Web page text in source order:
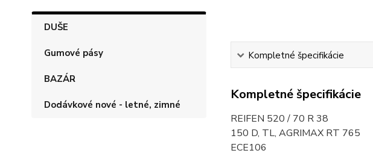
DUŠE
Gumové pásy
BAZÁR
Dodávkové nové - letné, zimné
Kompletné špecifikácie
Kompletné špecifikácie
REIFEN 520 / 70 R 38
150 D, TL, AGRIMAX RT 765
ECE106